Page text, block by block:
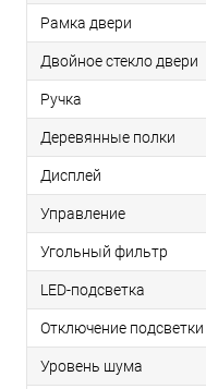
Рамка двери
Двойное стекло двери
Ручка
Деревянные полки
Дисплей
Управление
Угольный фильтр
LED-подсветка
Отключение подсветки
Уровень шума